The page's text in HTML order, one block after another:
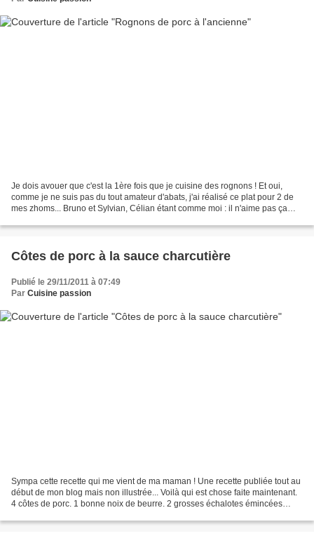
Je dois avouer que c'est la 1ère fois que je cuisine des rognons ! Et oui,
comme je ne suis pas du tout amateur d'abats, j'ai réalisé ce plat pour 2 de
mes zhoms... Bruno et Sylvian, Célian étant comme moi : il n'aime pas ça
Côtes de porc à la sauce charcutière
Publié le 29/11/2011 à 07:49
Par Cuisine passion
Sympa cette recette qui me vient de ma maman ! Une recette publiée tout au
début de mon blog mais non illustrée... Voilà qui est chose faite maintenant.
4 côtes de porc. 1 bonne noix de beurre. 2 grosses échalotes émincées